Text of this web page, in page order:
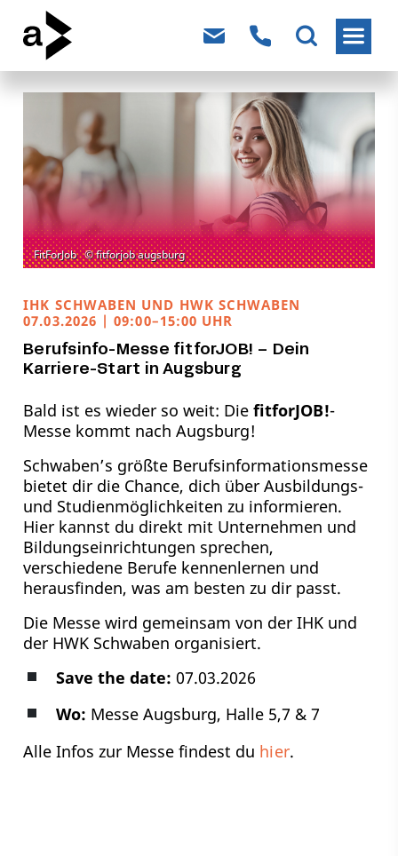
IHK SCHWABEN UND HWK SCHWABEN
07.03.2026 | 09:00–15:00 UHR
Berufsinfo-Messe fitforJOB! – Dein
Karriere-Start in Augsburg
Bald ist es wieder so weit: DiefitforJOB!-
Messe kommt nach Augsburg!
Schwaben’s größte Berufsinformationsmesse
bietet dir die Chance, dich über Ausbildungs-
und Studienmöglichkeiten zu informieren.
Hier kannst du direkt mit Unternehmen und
Bildungseinrichtungen sprechen,
verschiedene Berufe kennenlernen und
herausfinden, was am besten zu dir passt.
Die Messe wird gemeinsam von der IHK und
der HWK Schwaben organisiert.
Save the date: 07.03.2026
Wo: Messe Augsburg, Halle 5,7 & 7
Alle Infos zur Messe findest du hier.